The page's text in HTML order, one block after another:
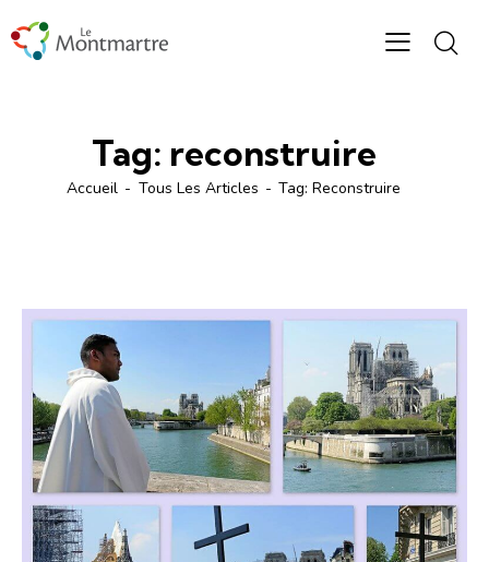
Tag: reconstruire
Accueil Tous Les Articles Tag: Reconstruire